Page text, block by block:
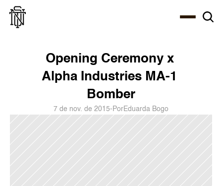
Opening Ceremony x
Alpha Industries MA-1
Bomber
7 de nov. de 2015- PorEduarda Bogo